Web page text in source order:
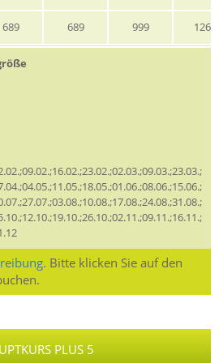
689 689 999 1269
Bitte klicken Sie auf den
PLUS 5